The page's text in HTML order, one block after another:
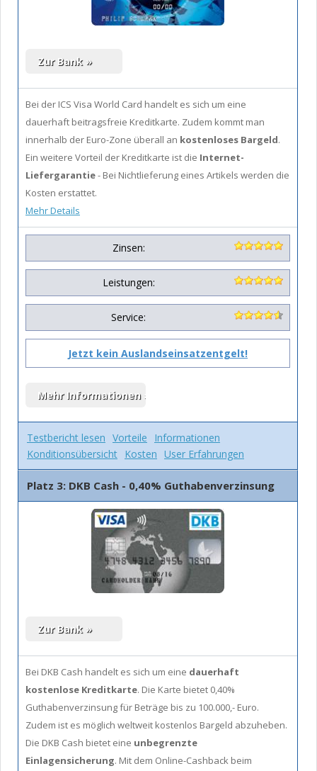
Bei der ICS Visa World Card handelt es sich um eine
dauerhaft beitragsfreie Kreditkarte. Zudem kommt man
innerhalb der Euro-Zone überall an kostenloses Bargeld.
Ein weitere Vorteil der Kreditkarte ist die Internet-
Liefergarantie- Bei Nichtlieferung eines Artikels werden die
Kosten erstattet.
Mehr Details
Zinsen:
Leistungen:
Service:
Jetzt kein Auslandseinsatzentgelt!
Testbericht lesen Vorteile
Informationen
Konditionsübersicht Kosten User Erfahrungen
Platz 3: DKB Cash - 0,40% Guthabenverzinsung
Bei DKB Cash handelt es sich um eine dauerhaft
kostenlose Kreditkarte. Die Karte bietet 0,40%
Guthabenverzinsung für Beträge bis zu 100.000,- Euro.
Zudem ist es möglich weltweit kostenlos Bargeld abzuheben.
Die DKB Cash bietet eine unbegrenzte
Einlagensicherung. Mit dem Online-Cashback beim